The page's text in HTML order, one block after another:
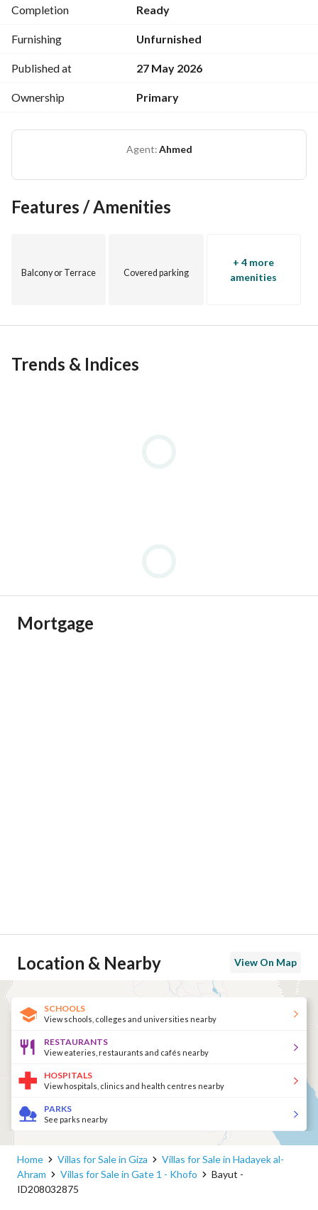
Completion Ready
Furnishing Unfurnished
Published at 27 May 2026
Ownership Primary
Agent:Ahmed
Features / Amenities
Balcony or Terrace Covered parking
+ 4 more
amenities
Trends & Indices
Mortgage
Location & Nearby View On Map
SCHOOLS
View schools, colleges and universities nearby
RESTAURANTS
View eateries, restaurants and cafés nearby
HOSPITALS
View hospitals, clinics and health centres nearby
PARKS
See parks nearby
Home Villas for Sale in Giza
Villas for Sale in Hadayek al-
Ahram
Villas for Sale in Gate 1 - Khofo
Bayut -
ID208032875